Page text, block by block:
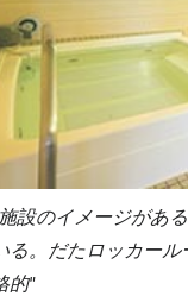
設のイメージがあ
る。だたロッカー
的